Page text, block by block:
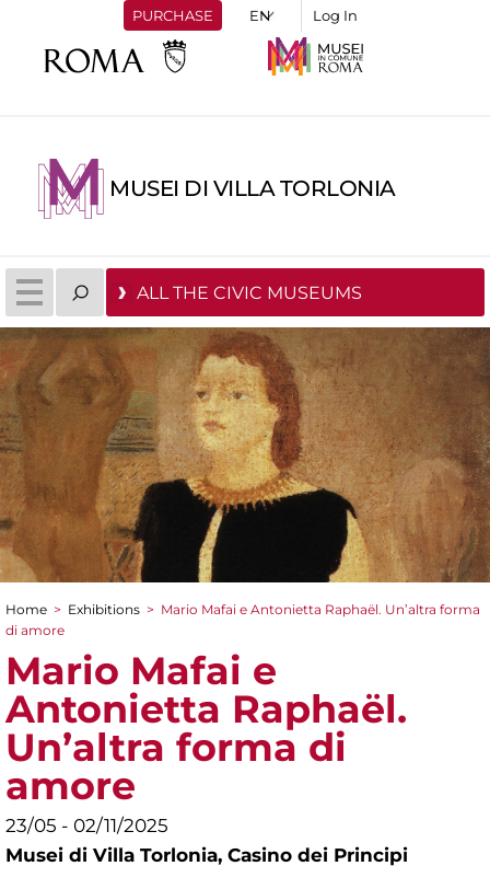
PURCHASE Log In
MUSEI DI VILLA TORLONIA
ALL THE CIVIC MUSEUMS
You are here
Home > Exhibitions > Mario Mafai e Antonietta Raphaël. Un’altra forma
di amore
Mario Mafai e
Antonietta Raphaël.
Un’altra forma di
amore
23/05 - 02/11/2025
Musei di Villa Torlonia, Casino dei Principi